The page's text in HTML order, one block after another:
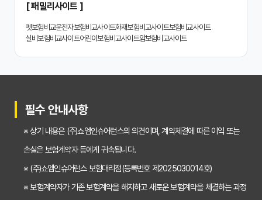
치아보험 비교사이트 똑똑하게 활용하는 3가지 꿀팁
치아보험 비교사이트 선택 전 반드시 알아야 할 5가지 핵심 질문
임플란트, 크라운 치료비 부담? 치아보험 비교사이트 활용법 및 보장꿀팁
2026년 치아보험, 가격 vs 보장! 비교 분석으로 나에게 딱 맞는 보험 찾기
[ 패밀리사이트 ]
펫보험비교운전자보험비교사이트화재보험비교사이트보험비교사이트
실비보험비교사이트어린이보험비교사이트암보험비교사이트
필수 안내사항
※ 상기 내용은 (주)쇼엠인슈어런스의 의견이며, 계약체결에 따른 이익 또는
손실은 보험계약자 등에게 귀속됩니다.
※ (주)쇼엠인슈어런스 보험대리점(등록번호 제2025030014호)
※ 보험계약자가 기존 보험계약을 해지하고 새로운 보험계약을 체결하는 과정